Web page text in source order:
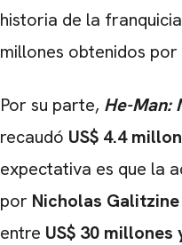
historia de la
millones obtenidos por
Por su parte, He-Man:
recaudó US$ 4.4
expectativa es que la
por Nicholas Galitzine
entre US$ 30 millones